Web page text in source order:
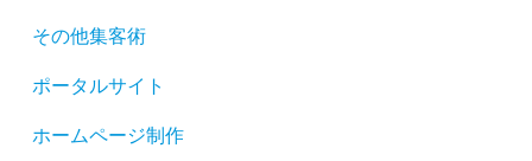
その他集客術
ポータルサイト
ホームページ制作